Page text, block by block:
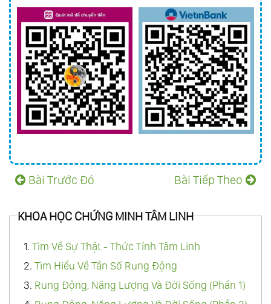
177.Khi Mất Rồi Mới Thấy Biết Ơn Những Gì
Mình Đang Có
178.Cân Bằng Giữa Trái Tim Và Lý Trí
179.Đỉnh Cao Của Trí Tuệ Chính Là Sự Đơn
Giản
180.Thiên Đường Hay Địa Ngục - Chỉ Khác
Nhau Ở Nhận Thức
Khăn
182. Nghịch Cảnh Và Giải Thoát
184.Giáo Dục Chân Chính
185.Cả Thế Giới Này Được Tạo Ra Chỉ Là: “Vì
Bạn”
186.Tình Yêu Của Tạo Hóa - Không Thiên Vị,
Bài Trước Đó Bài Tiếp Theo
KHOA HỌC CHỨNG MINH TÂM LINH
1. Tìm Về Sự Thật - Thức Tỉnh Tâm Linh
2. Tìm Hiểu Về Tần Số Rung Động
3. Rung Động, Năng Lượng Và Đời Sống (Phần 1)